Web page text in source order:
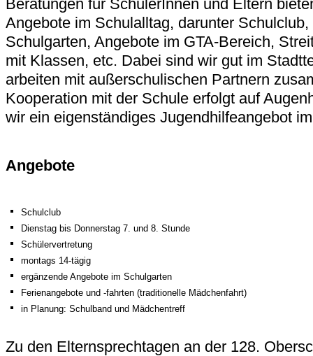
Beratungen für SchülerInnen und Eltern
Angebote im Schulalltag, darunter
Schulgarten, Angebote im GTA-Bereich,
mit Klassen, etc. Dabei sind wir gut im
arbeiten mit außerschulischen Partnern
Kooperation mit der Schule erfolgt auf
wir ein eigenständiges Jugendhilfeangebot
Angebote
Schulclub
Dienstag bis Donnerstag 7. und 8. Stunde
Schülervertretung
montags 14-tägig
ergänzende Angebote im Schulgarten
Ferienangebote und -fahrten (traditionelle Mädchenfahrt)
in Planung: Schulband und Mädchentreff
Zu den Elternsprechtagen an der 128.